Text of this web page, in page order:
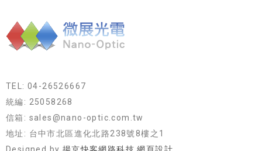
TEL: 04-26526667
統編: 25058268
信箱: sales@nano-optic.com.tw
地址: 台中市北區進化北路238號8樓之1